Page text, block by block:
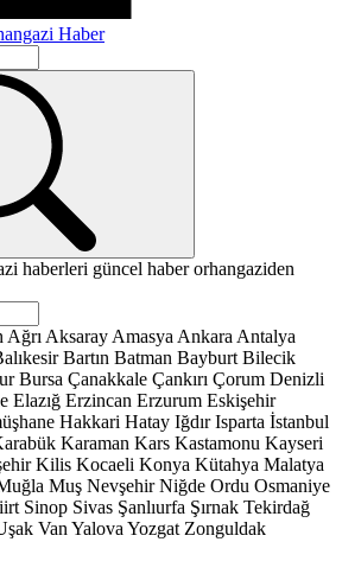
haberleri güncel haberorhangaziden
Ağrı Aksaray Amasya Ankara Antalya
Bartın Batman Bayburt Bilecik
Bursa Çanakkale Çankırı Çorum Denizli
Elazığ Erzincan Erzurum Eskişehir
Hakkari Hatay Iğdır Isparta İstanbul
Karaman Kars Kastamonu Kayseri
Kilis Kocaeli Konya Kütahya Malatya
Muş Nevşehir Niğde Ordu Osmaniye
Sinop Sivas Şanlıurfa Şırnak Tekirdağ
Van Yalova Yozgat Zonguldak